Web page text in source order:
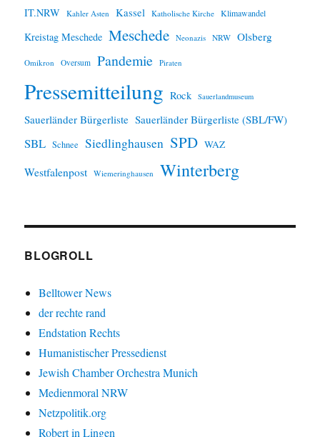
IT.NRW Kahler Asten Kassel Katholische Kirche Klimawandel
Kreistag Meschede Meschede Neonazis NRW Olsberg
Omikron Oversum Pandemie Piraten
Pressemitteilung Rock Sauerlandmuseum
Sauerländer Bürgerliste Sauerländer Bürgerliste (SBL/FW)
SBL Schnee Siedlinghausen SPD WAZ
Westfalenpost Wiemeringhausen Winterberg
BLOGROLL
Belltower News
der rechte rand
Endstation Rechts
Humanistischer Pressedienst
Jewish Chamber Orchestra Munich
Medienmoral NRW
Netzpolitik.org
Robert in Lingen